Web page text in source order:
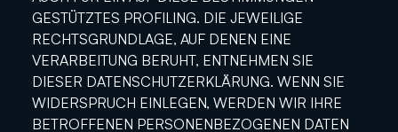
GESTÜTZTES PROFILING. DIE JEWEILIGE
RECHTSGRUNDLAGE, AUF DENEN EINE
VERARBEITUNG BERUHT, ENTNEHMEN SIE
DIESER DATENSCHUTZERKLÄRUNG. WENN SIE
WIDERSPRUCH EINLEGEN, WERDEN WIR IHRE
BETROFFENEN PERSONENBEZOGENEN DATEN